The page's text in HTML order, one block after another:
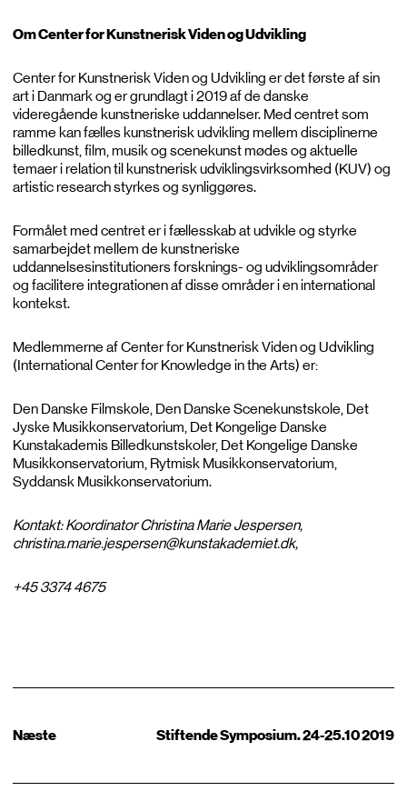
Om Center for Kunstnerisk Viden og Udvikling
Center for Kunstnerisk Viden og Udvikling er det første af sin
art i Danmark og er grundlagt i 2019 af de danske
videregående kunstneriske uddannelser. Med centret som
ramme kan fælles kunstnerisk udvikling mellem disciplinerne
billedkunst, film, musik og scenekunst mødes og aktuelle
temaer i relation til kunstnerisk udviklingsvirksomhed (KUV) og
artistic research styrkes og synliggøres.
Formålet med centret er i fællesskab at udvikle og styrke
samarbejdet mellem de kunstneriske
uddannelsesinstitutioners forsknings- og udviklingsområder
og facilitere integrationen af disse områder i en international
kontekst.
Medlemmerne af Center for Kunstnerisk Viden og Udvikling
(International Center for Knowledge in the Arts) er:
Den Danske Filmskole, Den Danske Scenekunstskole, Det
Jyske Musikkonservatorium, Det Kongelige Danske
Kunstakademis Billedkunstskoler, Det Kongelige Danske
Musikkonservatorium, Rytmisk Musikkonservatorium,
Syddansk Musikkonservatorium.
Kontakt: Koordinator Christina Marie Jespersen,
christina.marie.jespersen@kunstakademiet.dk,
+45 3374 4675
Næste Stiftende Symposium. 24-25.10 2019